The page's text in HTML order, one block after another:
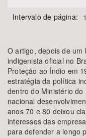
Intervalo de página:
O artigo, depois de
indigenista oficial no
Proteção ao Índio em
estratégia da política
dentro do Ministério
nacional
anos 70 e 80 deixou
interesses das
para defender a longo